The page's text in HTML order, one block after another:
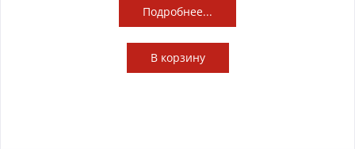
Подробнее...
В корзину